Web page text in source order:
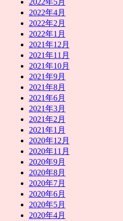
2022年5月
2022年4月
2022年2月
2022年1月
2021年12月
2021年11月
2021年10月
2021年9月
2021年8月
2021年6月
2021年3月
2021年2月
2021年1月
2020年12月
2020年11月
2020年9月
2020年8月
2020年7月
2020年6月
2020年5月
2020年4月